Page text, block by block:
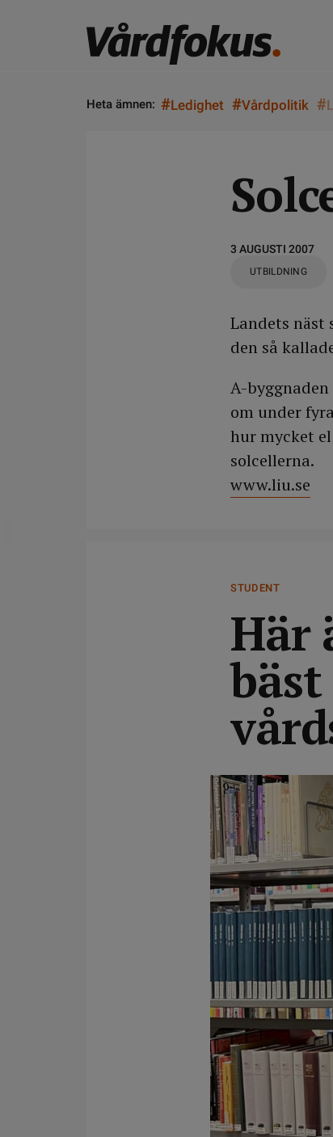
Heta ämnen: #Ledighet #Vårdpolitik #
3 AUGUSTI 2007
UTBILDNING
Landets näst
den så
A-
om under
hur mycket
solcellerna.
www.liu.se
STUDENT
Här